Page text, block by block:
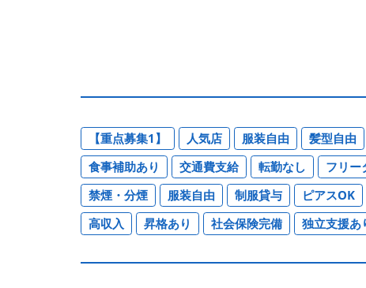
【重点募集1】 人気店 服装自由 髪型自由
食事補助あり
交通費支給 転勤なし フリー
禁煙・分煙
服装自由 制服貸与 ピアスOK
高収入
昇格あり 社会保険完備 独立支援あ